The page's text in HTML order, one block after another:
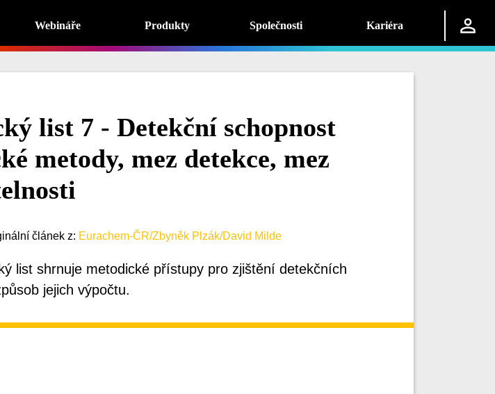
Webináře Produkty Společnosti Kariéra
list 7 - Detekční schopnost
metody, mez detekce, mez
článek z: Eurachem-ČR/Zbyněk Plzák/David Milde
list shrnuje metodické přístupy pro zjištění detekčních
jejich výpočtu.